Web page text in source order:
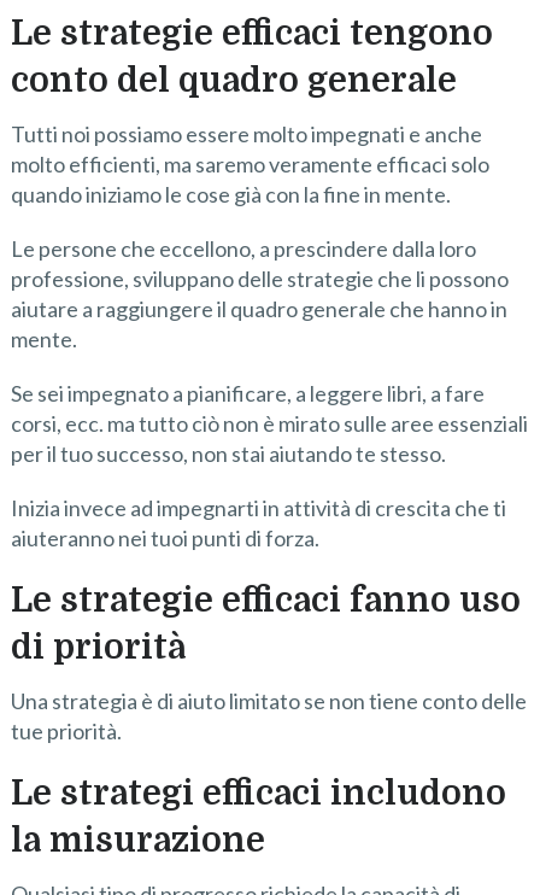
Le strategie efficaci tengono
conto del quadro generale
Tutti noi possiamo essere molto impegnati e anche
molto efficienti, ma saremo veramente efficaci solo
quando iniziamo le cose già con la fine in mente.
Le persone che eccellono, a prescindere dalla loro
professione, sviluppano delle strategie che li possono
aiutare a raggiungere il quadro generale che hanno in
mente.
Se sei impegnato a pianificare, a leggere libri, a fare
corsi, ecc. ma tutto ciò non è mirato sulle aree essenziali
per il tuo successo, non stai aiutando te stesso.
Inizia invece ad impegnarti in attività di crescita che ti
aiuteranno nei tuoi punti di forza.
Le strategie efficaci fanno uso
di priorità
Una strategia è di aiuto limitato se non tiene conto delle
tue priorità.
Le strategi efficaci includono
la misurazione